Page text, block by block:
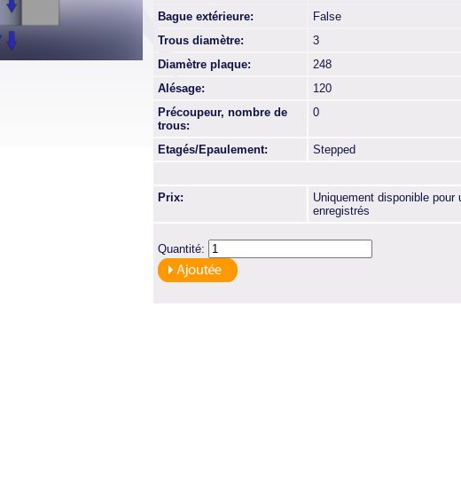
Bague extérieure:
False
Trous diamètre:
3
Diamètre plaque:
248
Alésage:
120
Précoupeur, nombre de
trous:
0
Etagés/Epaulement: Stepped
Prix:
Uniquement disponible pour
enregistrés
Quantité: